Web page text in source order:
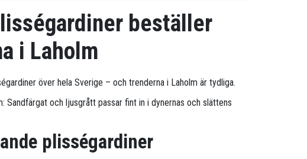
beställer
i Laholm
över hela Sverige – och trenderna i Laholm är tydliga.
Sandfärgat och ljusgrått passar fint in i dynernas och slättens
plisségardiner